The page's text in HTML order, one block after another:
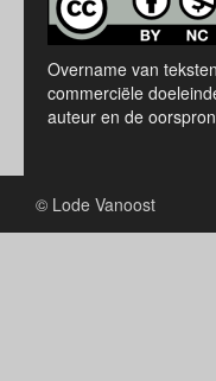
Overname van
commerciële
auteur en de
© Lode Vanoost